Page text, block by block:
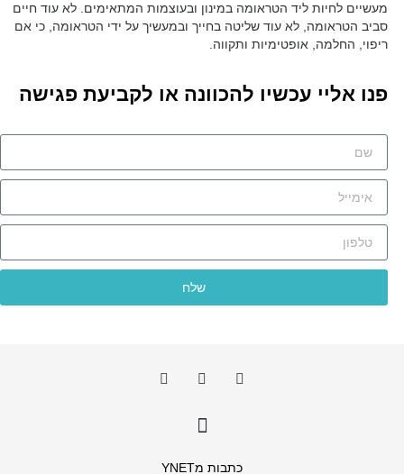
מעשיים לחיות ליד הטראומה במינון ובעוצמות המתאימים. לא עוד חיים
סביב הטראומה, לא עוד שליטה בחייך ובמעשיך על ידי הטראומה, כי אם
ריפוי, החלמה, אופטימיות ותקווה.
פנו אליי עכשיו להכוונה או לקביעת פגישה
שלח
כתבות מYNET